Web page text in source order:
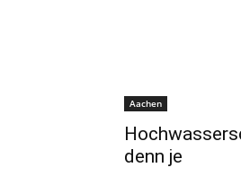
Aachen
denn je